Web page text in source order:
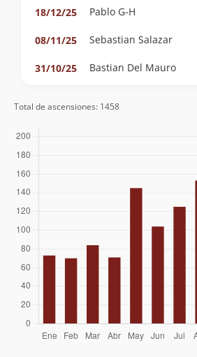
18/12/25 Pablo G-H
08/11/25 Sebastian Salazar
31/10/25 Bastian Del Mauro
26/10/25
Jose Antonio
Pilar Basoalto
02/08/25
Luciano Pinto
10/05/25 René Pérez Hernández
Total de ascensiones: 1458